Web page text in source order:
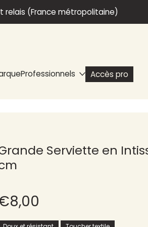
relais (France métropolitaine)
Professionnels Accès pro
Serviette en